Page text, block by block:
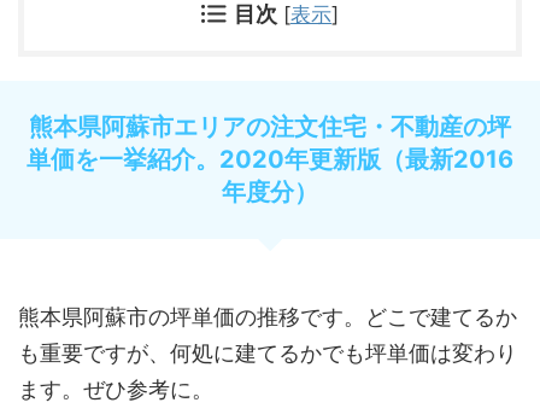
目次 [表示]
熊本県阿蘇市エリアの注文住宅・不動産の坪
単価を一挙紹介。2020年更新版（最新2016
年度分）
熊本県阿蘇市の坪単価の推移です。どこで建てるか
も重要ですが、何処に建てるかでも坪単価は変わり
ます。ぜひ参考に。